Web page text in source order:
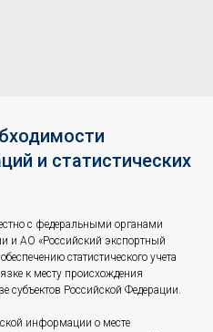
и статистических
с федеральными органами
и АО «Российский экспортный
статистического учета
к месту происхождения
субъектов Российской Федерации.
информации о месте